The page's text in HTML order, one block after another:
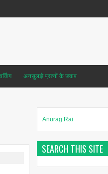
अनसुलझे प्रश्नों के जवाब
Anurag Rai
SEARCH THIS SITE